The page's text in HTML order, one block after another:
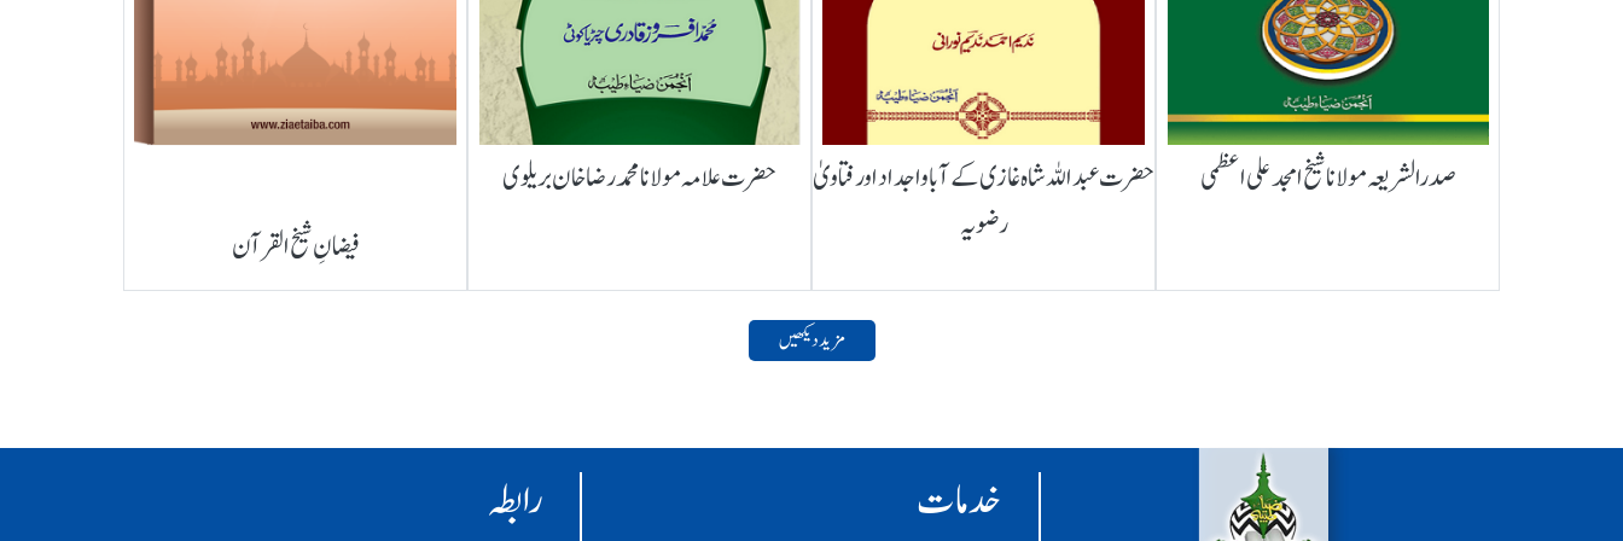
صدرالشریعہ مولانا شیخ امجد علی اعظمی
حضرت عبداللہ شاہ غازی کے آباواجداد اور فتاویٰ
رضویہ
حضرت علامہ مولانا محمد رضا خان بریلوی
فیضانِ شیخ القرآن
مزید دیکھیں
خدمات رابطہ